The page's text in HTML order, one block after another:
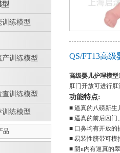
QS/FT13高
高级婴儿护理模型
肛门开放可进行肛
功能特点:
■ 逼真的八磅新生
■ 逼真的前后囟门
■ 口鼻均有开放的
■ 易装性脐带可模
■ 阴n内有逼真的睾
型
练模型
训练模型
训练模型
练模型
品